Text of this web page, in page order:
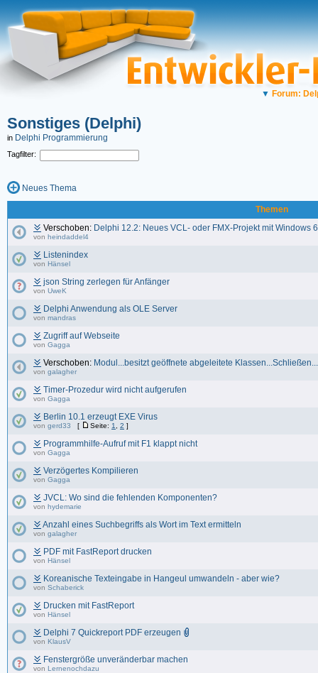
▼ Forum:
Sonstiges (Delphi)
in Delphi Programmierung
Tagfilter:
Neues Thema
Themen
Verschoben: Delphi 12.2: Neues VCL- oder FMX-Projekt mit Windows
von heindaddel4
Listenindex
von Hänsel
json String zerlegen für Anfänger
von UweK
Delphi Anwendung als OLE Server
von mandras
Zugriff auf Webseite
von Gagga
Verschoben: Modul...besitzt geöffnete abgeleitete Klassen...Schließen...
von galagher
Timer-Prozedur wird nicht aufgerufen
von Gagga
Berlin 10.1 erzeugt EXE Virus
von gerd33 [ Seite: 1 2 ]
Programmhilfe-Aufruf mit F1 klappt nicht
von Gagga
Verzögertes Kompilieren
von Gagga
JVCL: Wo sind die fehlenden Komponenten?
von hydemarie
Anzahl eines Suchbegriffs als Wort im Text ermitteln
von galagher
PDF mit FastReport drucken
von Hänsel
Koreanische Texteingabe in Hangeul umwandeln - aber wie?
von Schaberick
Drucken mit FastReport
von Hänsel
Delphi 7 Quickreport PDF erzeugen
von KlausV
Fenstergröße unveränderbar machen
von Lernenochdazu